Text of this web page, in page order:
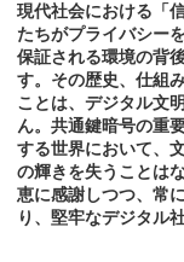
現代社会における「
たちがプライバシー
保証される環境の背
す。その歴史、仕組
ことは、デジタル文
ん。共通鍵暗号の重
する世界において、
の輝きを失うことは
恵に感謝しつつ、常
り、堅牢なデジタル